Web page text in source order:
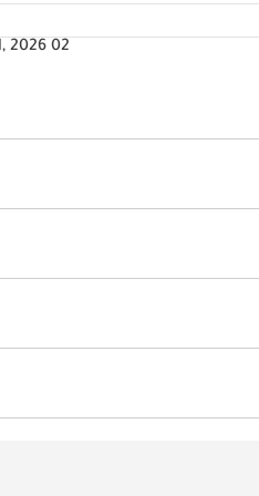
02 Jul, 2026